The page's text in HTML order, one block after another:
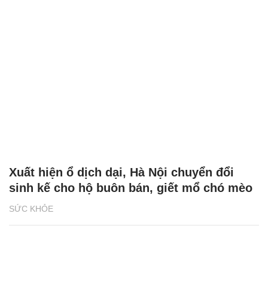
SỨC KHỎE
Xuất hiện ổ dịch dại, Hà Nội chuyển đổi
sinh kế cho hộ buôn bán, giết mổ chó mèo